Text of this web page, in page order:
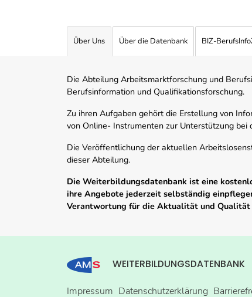
Über Uns Über die Datenbank BIZ-
Die Abteilung Arbeitsmarktforschung und
Berufsinformation und Qualifikationsforschung.
Zu ihren Aufgaben gehört die Erstellung von
von Online- Instrumenten zur Unterstützung bei
Die Veröffentlichung der aktuellen
dieser Abteilung.
Die Weiterbildungsdatenbank ist eine
ihre Angebote jederzeit selbständig
Verantwortung für die Aktualität und Qualität
WEITERBILDUNGSDATENBANK
Impressum Datenschutzerklärung